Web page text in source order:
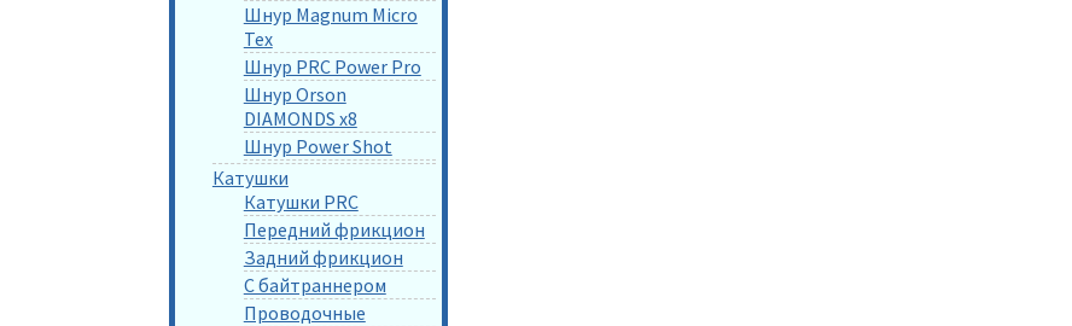
Шнур Magnum Micro
Tex
Шнур PRC Power Pro
Шнур Orson
DIAMONDS x8
Шнур Power Shot
Катушки
Катушки PRC
Передний фрикцион
Задний фрикцион
С байтраннером
Проводочные